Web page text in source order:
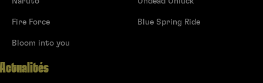
Fire Force
Bloom into you
Blue Spring Ride
Actualités